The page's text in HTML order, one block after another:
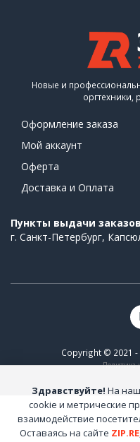
Новые и
оргтехники,
Оформление заказа
Мой аккаунт
Оферта
Доставка и Оплата
Пункты выдачи
г. Санкт-Петербург,
Copyright © 2021
Политика
Здравствуйте! На
cookie и метрические
взаимодействие
Оставаясь на сайте ZIP.RE